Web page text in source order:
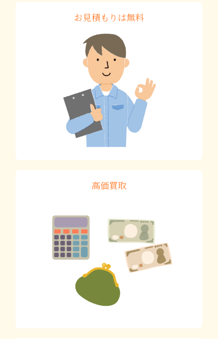
お見積もりは無料
高価買取